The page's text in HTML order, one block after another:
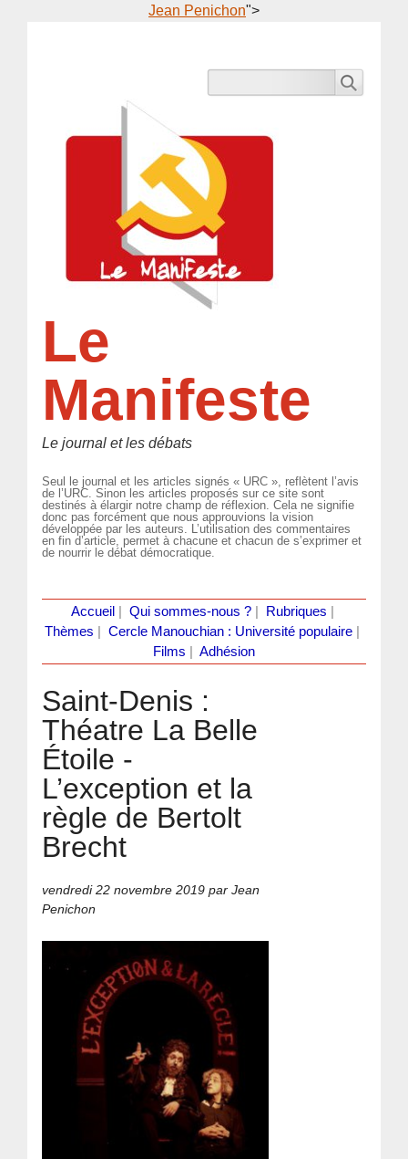
Jean Penichon">
Le
Manifeste
Le journal et les débats
Seul le journal et les articles signés « URC », reflètent l’avis
de l’URC. Sinon les articles proposés sur ce site sont
destinés à élargir notre champ de réflexion. Cela ne signifie
donc pas forcément que nous approuvions la vision
développée par les auteurs. L’utilisation des commentaires
en fin d’article, permet à chacune et chacun de s’exprimer et
de nourrir le débat démocratique.
Accueil Qui sommes-nous ?| Rubriques
Thèmes
Cercle Manouchian : Université populaire
Films
Adhésion
Saint-Denis :
Théatre La Belle
Étoile -
L’exception et la
règle de Bertolt
Brecht
vendredi 22 novembre 2019 par Jean
Penichon